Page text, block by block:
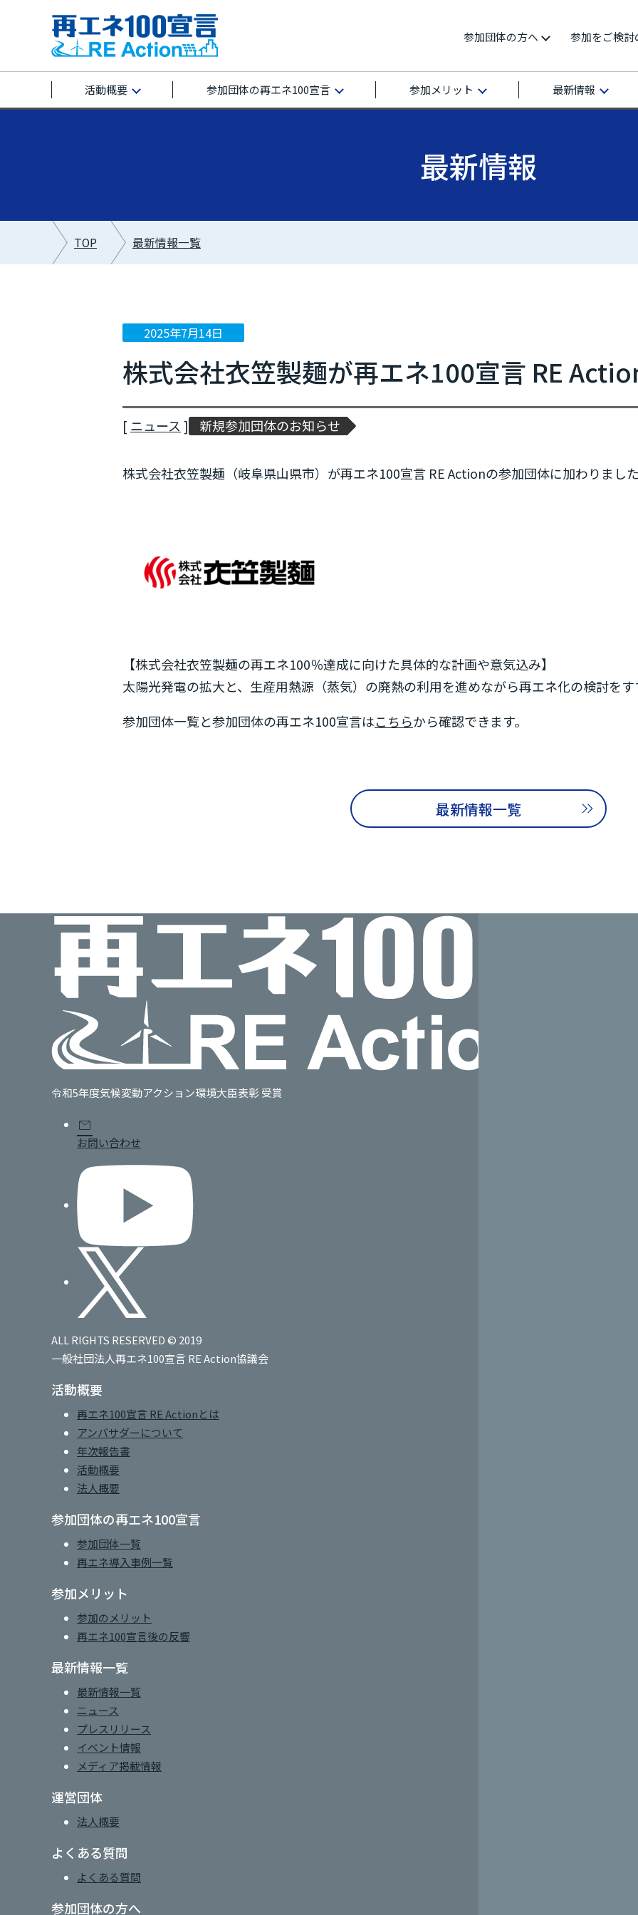
活動概要 参加団体の再エネ100宣言 参加メリット 最新情報
参加団体の方へ 参加をご検討
最新情報
TOP 最新情報一覧
イベント情報
プレスリリース
協力イベント
活動報告
参加団体の取り組み
2025年7月14日
株式会社衣笠製麺が再エネ100宣言 RE
[ ニュース ] 新規参加団体のお知らせ
株式会社衣笠製麺（岐阜県山県市）が再エネ100宣言 RE Actionの参加団体に加わりまし
【株式会社衣笠製麺の再エネ100％達成に向けた具体的な計画や意気込み】
太陽光発電の拡大と、生産用熱源（蒸気）の廃熱の利用を進めながら再エネ化の検討を
参加団体一覧と参加団体の再エネ100宣言はこちらから確認できます。
最新情報一覧
令和5年度気候変動アクション環境大臣表彰 受賞
mail
お問い合わせ
ALL RIGHTS RESERVED © 2019
一般社団法人再エネ100宣言 RE Action協議会
活動概要
再エネ100宣言 RE Actionとは
アンバサダーについて
年次報告書
活動概要
法人概要
参加団体の再エネ100宣言
参加団体一覧
再エネ導入事例一覧
参加メリット
参加のメリット
再エネ100宣言後の反響
最新情報一覧
最新情報一覧
ニュース
プレスリリース
イベント情報
メディア掲載情報
運営団体
法人概要
よくある質問
よくある質問
参加団体の方へ